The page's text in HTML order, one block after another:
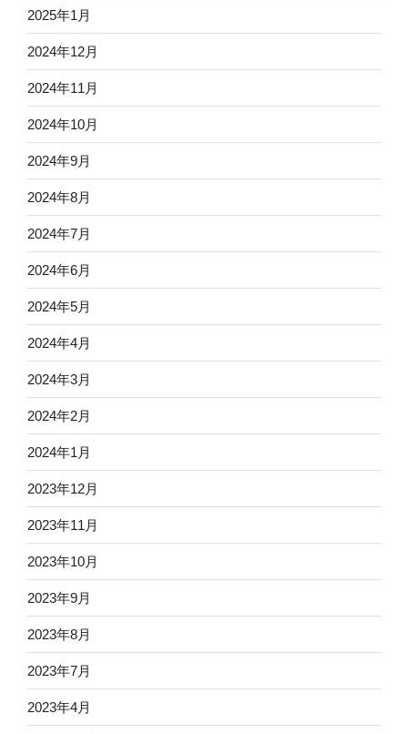
2025年1月
2024年12月
2024年11月
2024年10月
2024年9月
2024年8月
2024年7月
2024年6月
2024年5月
2024年4月
2024年3月
2024年2月
2024年1月
2023年12月
2023年11月
2023年10月
2023年9月
2023年8月
2023年7月
2023年4月